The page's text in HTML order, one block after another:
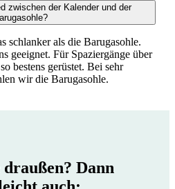
zwischen der Kalender und der
schlanker als die Barugasohle.
geeignet. Für Spaziergänge über
bestens gerüstet. Bei sehr
wir die Barugasohle.
Dann